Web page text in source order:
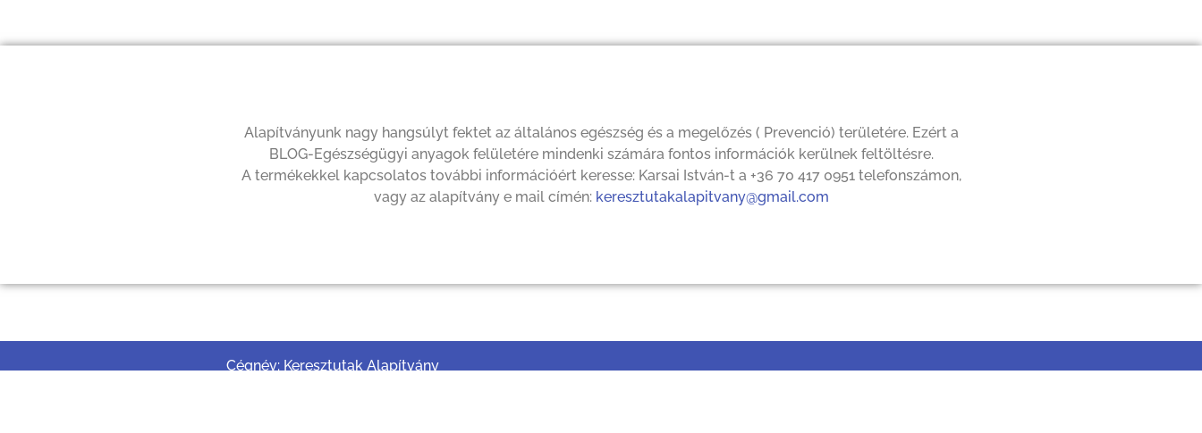
Alapítványunk nagy hangsúlyt fektet az általános egészség és a megelőzés ( Prevenció) területére. Ezért a
BLOG-Egészségügyi anyagok felületére mindenki számára fontos információk kerülnek feltöltésre.
A termékekkel kapcsolatos további információért keresse: Karsai István-t a +36 70 417 0951 telefonszámon,
vagy az alapítvány e mail címén: keresztutakalapitvany@gmail.com
Cégnév: Keresztutak Alapítvány